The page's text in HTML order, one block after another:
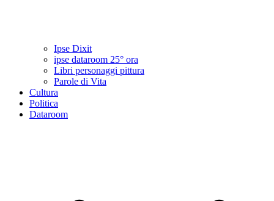
Ipse Dixit
ipse dataroom 25° ora
Libri personaggi pittura
Parole di Vita
Cultura
Politica
Dataroom